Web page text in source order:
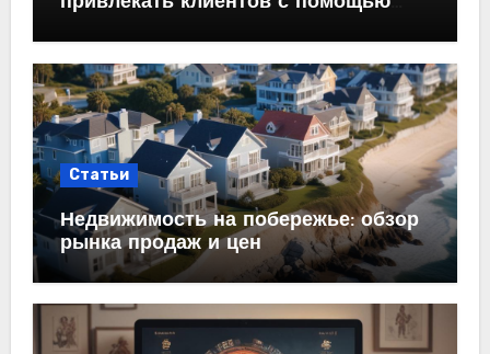
Статьи
Недвижимость на побережье: обзор
рынка продаж и цен